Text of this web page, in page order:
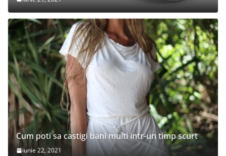
Cum poti sa castigi bani multi intr-un timp scurt
iunie 22, 2021